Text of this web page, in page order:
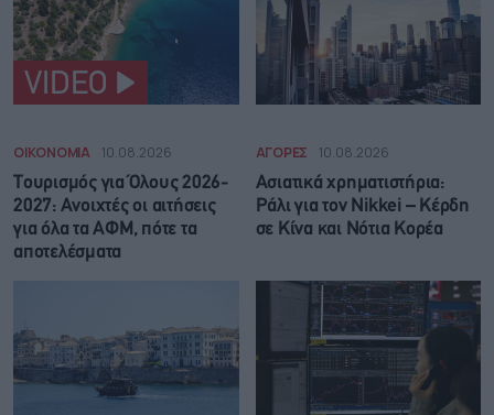
VIDEO
ΟΙΚΟΝΟΜΙΑ 10.08.2026
Τουρισμός για Όλους 2026-
2027: Ανοιχτές οι αιτήσεις
για όλα τα ΑΦΜ, πότε τα
αποτελέσματα
ΑΓΟΡΕΣ 10.08.2026
Ασιατικά χρηματιστήρια:
Ράλι για τον Nikkei – Κέρδη
σε Κίνα και Νότια Κορέα